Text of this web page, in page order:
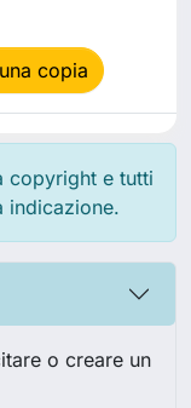
copia
copyright e tutti
indicazione.
o creare un